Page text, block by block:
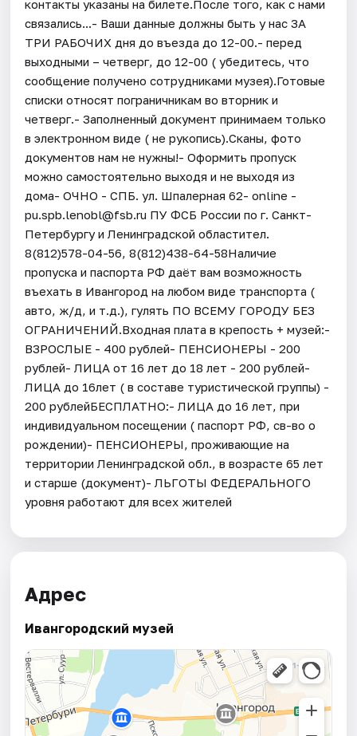
контакты указаны на билете.После того, как с нами
связались...- Ваши данные должны быть у нас ЗА
ТРИ РАБОЧИХ дня до въезда до 12-00.- перед
выходными – четверг, до 12-00 ( убедитесь, что
сообщение получено сотрудниками музея).Готовые
списки относят пограничникам во вторник и
четверг.- Заполненный документ принимаем только
в электронном виде ( не рукопись).Сканы, фото
документов нам не нужны!- Оформить пропуск
можно самостоятельно выходя и не выходя из
дома- ОЧНО - СПБ. ул. Шпалерная 62- online -
pu.spb.lenobl@fsb.ru ПУ ФСБ России по г. Санкт-
Петербургу и Ленинградской областител.
8(812)578-04-56, 8(812)438-64-58Наличие
пропуска и паспорта РФ даёт вам возможность
въехать в Ивангород на любом виде транспорта (
авто, ж/д, и т.д.), гулять ПО ВСЕМУ ГОРОДУ БЕЗ
ОГРАНИЧЕНИЙ.Входная плата в крепость + музей:-
ВЗРОСЛЫЕ - 400 рублей- ПЕНСИОНЕРЫ - 200
рублей- ЛИЦА от 16 лет до 18 лет - 200 рублей-
ЛИЦА до 16лет ( в составе туристической группы) -
200 рублейБЕСПЛАТНО:- ЛИЦА до 16 лет, при
индивидуальном посещении ( паспорт РФ, св-во о
рождении)- ПЕНСИОНЕРЫ, проживающие на
территории Ленинградской обл., в возрасте 65 лет
и старше (документ)- ЛЬГОТЫ ФЕДЕРАЛЬНОГО
уровня работают для всех жителей
Адрес
Ивангородский музей